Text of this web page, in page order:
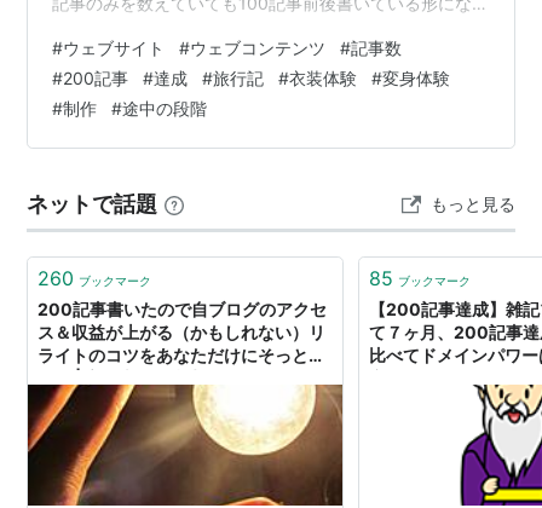
経過して 現在は2025年12月の沖縄県への旅行の記事を掲
載中です 旅行記の完成後に衣装体験系の記事を掲載しま
す 本家ウェブサイトの設計表の通りの記事数にはなって
いませんが 旅行記で100記事近く掲載するとは思わずに
して まずは旅行記…
#ウェブサイト #ウェブコンテンツ #記事数
#200記事 #達成 #旅行記 #衣装体験 #変身体験
#制作 #途中の段階
ネットで話題 もっと見る
260 ブックマーク
200記事書いたので自ブログのアクセ
ス＆収益が上がる（かもしれない）リ
ライトのコツをあなただけにそっと教
85 ブックマーク
【200記事達成】雑
て７ヶ月、200記事
比べてドメインパワ
ッシュガーデン改